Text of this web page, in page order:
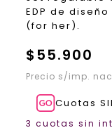
EDP de
(for her).
$55.900
Precio s/imp.
Cuotas
3 cuotas sin